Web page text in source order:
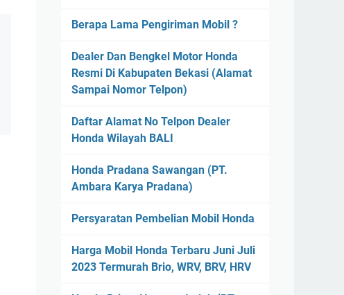
Berapa Lama Pengiriman Mobil ?
Dealer Dan Bengkel Motor Honda
Resmi Di Kabupaten Bekasi (Alamat
Sampai Nomor Telpon)
Daftar Alamat No Telpon Dealer
Honda Wilayah BALI
Honda Pradana Sawangan (PT.
Ambara Karya Pradana)
Persyaratan Pembelian Mobil Honda
Harga Mobil Honda Terbaru Juni Juli
2023 Termurah Brio, WRV, BRV, HRV